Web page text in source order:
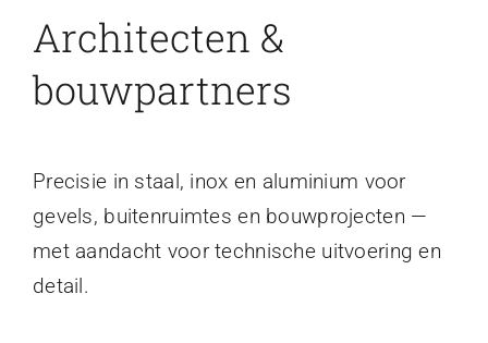
Architecten &
bouwpartners
Precisie in staal, inox en aluminium voor
gevels, buitenruimtes en bouwprojecten —
met aandacht voor technische uitvoering en
detail.